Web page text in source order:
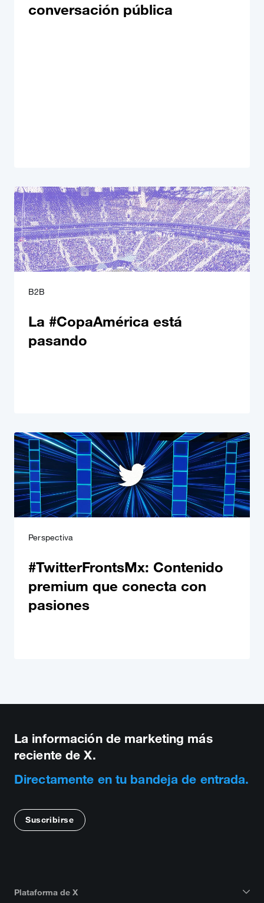
conversación pública
B2B
La #CopaAmérica está
pasando
Perspectiva
#TwitterFrontsMx: Contenido
premium que conecta con
pasiones
La información de marketing más
reciente de X.
Directamente en tu bandeja de entrada.
Suscribirse
Plataforma de X